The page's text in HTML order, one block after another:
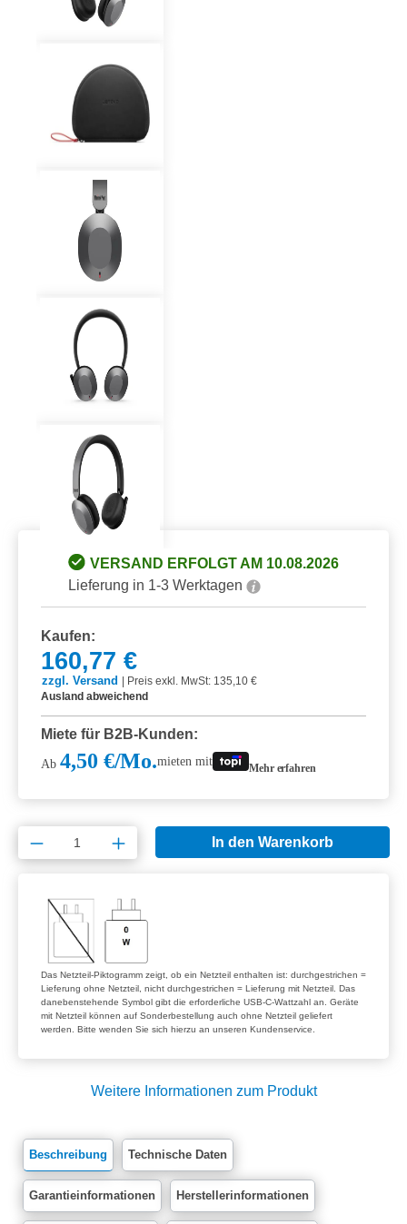
VERSAND ERFOLGT AM 10.08.2026
Lieferung in 1-3 Werktagen
Kaufen:
160,77 €
zzgl. Versand
Preis exkl. MwSt: 135,10 €
Ausland abweichend
Miete für B2B-Kunden:
Ab 4,50 €/Mo.mieten mit Mehr erfahren
Produkt Anzahl: Gib den gewünschten
In den Warenkorb
Das Netzteil-Piktogramm zeigt, ob ein Netzteil enthalten ist: durchgestrichen =
Lieferung ohne Netzteil, nicht durchgestrichen = Lieferung mit Netzteil. Das
danebenstehende Symbol gibt die erforderliche USB-C-Wattzahl an. Geräte
mit Netzteil können auf Sonderbestellung auch ohne Netzteil geliefert
werden. Bitte wenden Sie sich hierzu an unseren Kundenservice.
Weitere Informationen zum Produkt
Beschreibung Technische Daten
Garantieinformationen Herstellerinformationen